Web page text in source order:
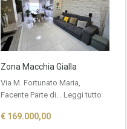
Zona Macchia Gialla
Via M. Fortunato Maria,
Facente Parte di… Leggi tutto
€ 169.000,00